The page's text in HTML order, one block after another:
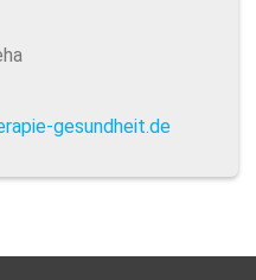
gesundheit.de